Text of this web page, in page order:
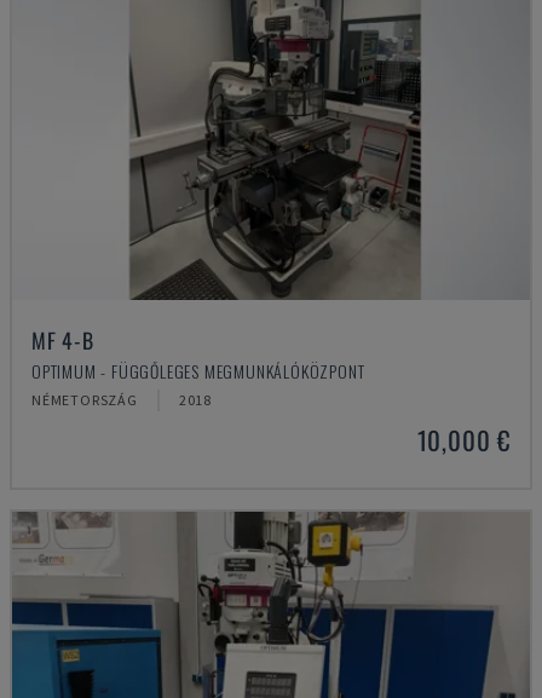
MF 4-B
OPTIMUM - FÜGGŐLEGES MEGMUNKÁLÓKÖZPONT
NÉMETORSZÁG 2018
10,000 €